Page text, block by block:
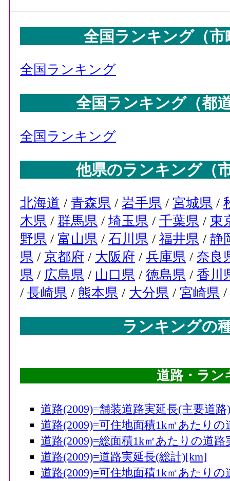
全国ランキング（
全国ランキング
全国ランキング（都
全国ランキング
他県のランキング（
北海道 / 青森県 / 岩手県 / 宮城県 /
木県 / 群馬県 / 埼玉県 / 千葉県 / 東
野県 / 富山県 / 石川県 / 福井県 / 静
県 / 京都府 / 大阪府 / 兵庫県 / 奈良
県 / 広島県 / 山口県 / 徳島県 / 香川
/ 長崎県 / 熊本県 / 大分県 / 宮崎県 /
ランキングの
道路・ラン
道路(2009)=舗装道路実延長(主要道
道路(2009)=可住地面積1k㎡あたり
道路(2009)=総面積1k㎡あたりの道
道路(2009)=道路実延長(総計)[km]
道路(2009)=可住地面積1k㎡あたり